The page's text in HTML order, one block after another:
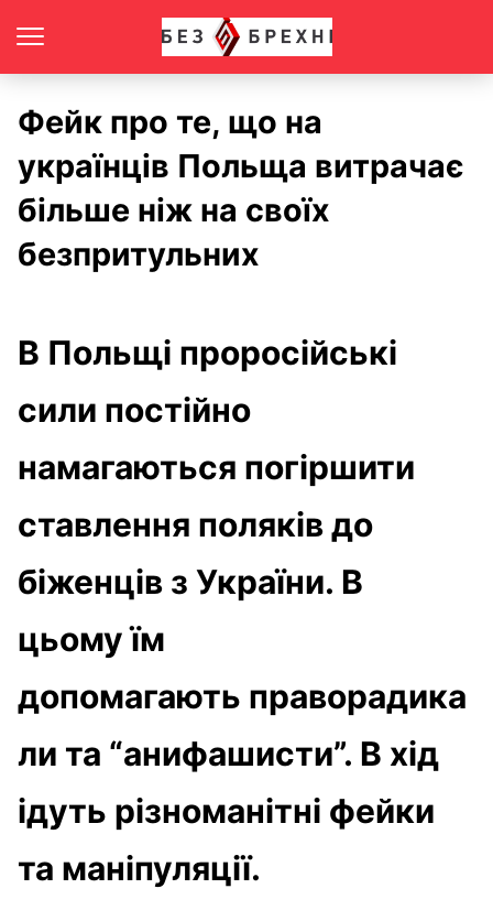
Фейк про те, що на
українців Польща витрачає
більше ніж на своїх
безпритульних
В Польщі проросійські
сили постійно
намагаються погіршити
ставлення поляків до
біженців з України. В
цьому їм
допомагають праворадика
ли та “анифашисти”. В хід
ідуть різноманітні фейки
та маніпуляції.